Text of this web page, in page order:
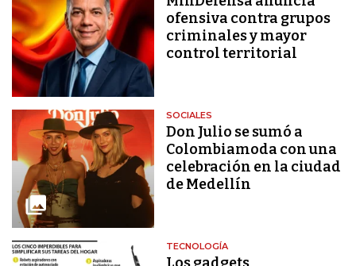
ofensiva contra grupos
criminales y mayor
control territorial
SOCIALES
Don Julio se sumó a
Colombiamoda con una
celebración en la ciudad
de Medellín
TECNOLOGÍA